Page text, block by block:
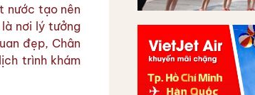
nước tạo nên
nơi lý tưởng
đẹp, Chân
trình khám